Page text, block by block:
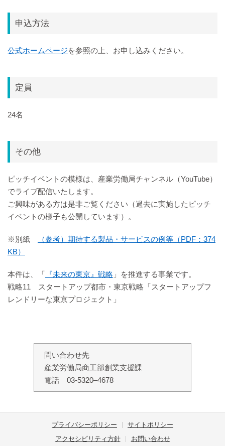
申込方法
公式ホームページを参照の上、お申し込みください。
定員
24名
その他
ピッチイベントの模様は、産業労働局チャンネル（YouTube）
でライブ配信いたします。
ご興味がある方は是非ご覧ください（過去に実施したピッチ
イベントの様子も公開しています）。
※別紙
（参考）期待する製品・サービスの例等（PDF：374
KB）
本件は、「 『未来の東京』戦略 」を推進する事業です。
戦略11 スタートアップ都市・東京戦略「スタートアップフ
レンドリーな東京プロジェクト」
問い合わせ先
産業労働局商工部創業支援課
電話 03-5320–4678
プライバシーポリシー
サイトポリシー
アクセシビリティ方針
お問い合わせ